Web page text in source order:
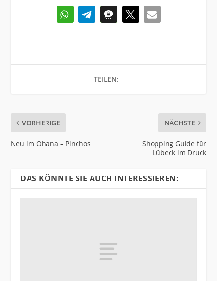
TEILEN:
VORHERIGE
Neu im Ohana – Pinchos
NÄCHSTE
Shopping Guide für
Lübeck im Druck
DAS KÖNNTE SIE AUCH INTERESSIEREN: